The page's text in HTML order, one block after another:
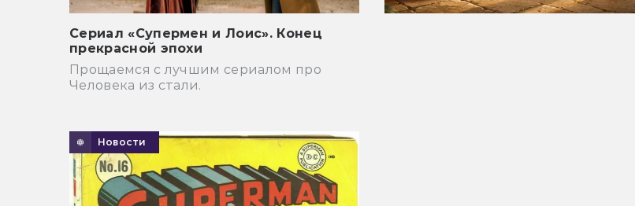
Сериал «Супермен и Лоис». Конец
прекрасной эпохи
Прощаемся с лучшим сериалом про
Человека из стали.
Новости